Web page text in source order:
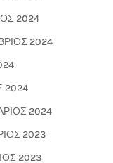
2024
2024
2024
2024
2023
2023